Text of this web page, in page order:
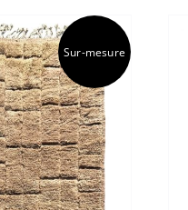
Sur-mesure